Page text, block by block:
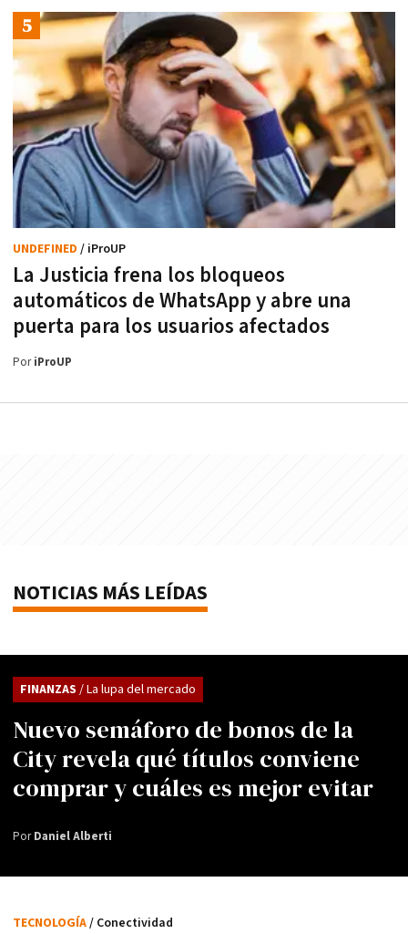
La Justicia frena los bloqueos
automáticos de WhatsApp y abre una
puerta para los usuarios afectados
UNDEFINED / iProUP
PoriProUP
NOTICIAS MÁS LEÍDAS
Nuevo semáforo de bonos de la
City revela qué títulos conviene
comprar y cuáles es mejor evitar
FINANZAS / La lupa del mercado
PorDaniel Alberti
TECNOLOGÍA/ Conectividad